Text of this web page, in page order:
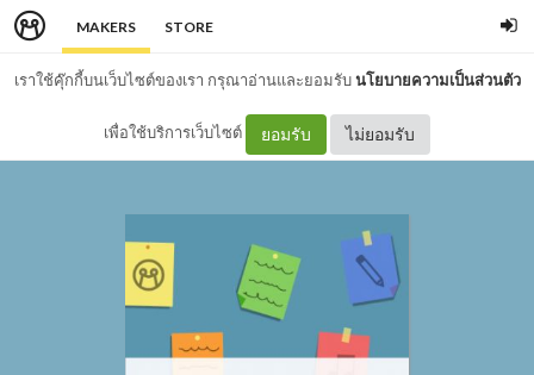
MAKERS STORE
เราใช้คุ๊กกี้บนเว็บไซต์ของเรา กรุณาอ่านและยอมรับนโยบายความเป็นส่วนตัว
เพื่อใช้บริการเว็บไซต์ ยอมรับ ไม่ยอมรับ